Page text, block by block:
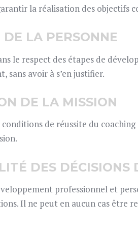
la réalisation des objectifs
LA PERSONNE
le respect des étapes de
sans avoir à s’en justifier.
DE LA MISSION
de réussite du
DES DÉCISIONS
professionnel et
Il ne peut en aucun cas être